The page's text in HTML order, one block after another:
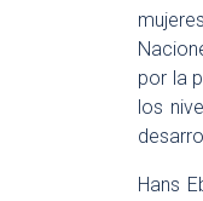
por la
los
Hans